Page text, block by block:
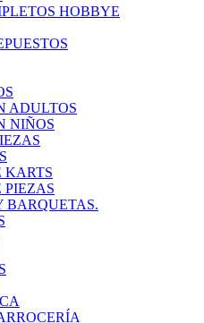
HOBBYE
ADULTOS
NIÑOS
KARTS
PIEZAS
BARQUETAS.